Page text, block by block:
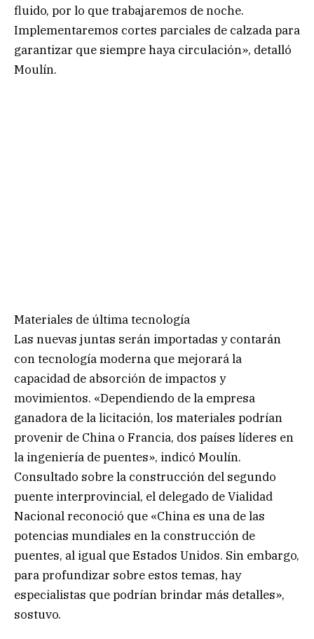
fluido, por lo que trabajaremos de noche.
Implementaremos cortes parciales de calzada para
garantizar que siempre haya circulación», detalló
Moulín.
Materiales de última tecnología
Las nuevas juntas serán importadas y contarán
con tecnología moderna que mejorará la
capacidad de absorción de impactos y
movimientos. «Dependiendo de la empresa
ganadora de la licitación, los materiales podrían
provenir de China o Francia, dos países líderes en
la ingeniería de puentes», indicó Moulín.
Consultado sobre la construcción del segundo
puente interprovincial, el delegado de Vialidad
Nacional reconoció que «China es una de las
potencias mundiales en la construcción de
puentes, al igual que Estados Unidos. Sin embargo,
para profundizar sobre estos temas, hay
especialistas que podrían brindar más detalles»,
sostuvo.